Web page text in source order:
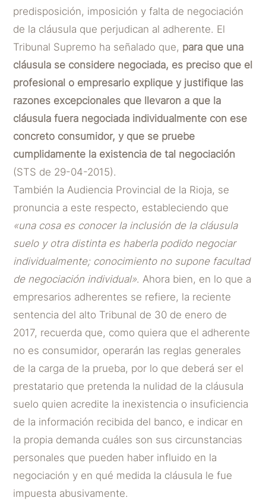
predisposición, imposición y falta de negociación
de la cláusula que perjudican al adherente. El
Tribunal Supremo ha señalado que, para que una
cláusula se considere negociada, es preciso que el
profesional o empresario explique y justifique las
razones excepcionales que llevaron a que la
cláusula fuera negociada individualmente con ese
concreto consumidor, y que se pruebe
cumplidamente la existencia de tal negociación
(STS de 29-04-2015).
También la Audiencia Provincial de la Rioja, se
pronuncia a este respecto, estableciendo que
«una cosa es conocer la inclusión de la cláusula
suelo y otra distinta es haberla podido negociar
individualmente; conocimiento no supone facultad
de negociación individual». Ahora bien, en lo que a
empresarios adherentes se refiere, la reciente
sentencia del alto Tribunal de 30 de enero de
2017, recuerda que, como quiera que el adherente
no es consumidor, operarán las reglas generales
de la carga de la prueba, por lo que deberá ser el
prestatario que pretenda la nulidad de la cláusula
suelo quien acredite la inexistencia o insuficiencia
de la información recibida del banco, e indicar en
la propia demanda cuáles son sus circunstancias
personales que pueden haber influido en la
negociación y en qué medida la cláusula le fue
impuesta abusivamente.